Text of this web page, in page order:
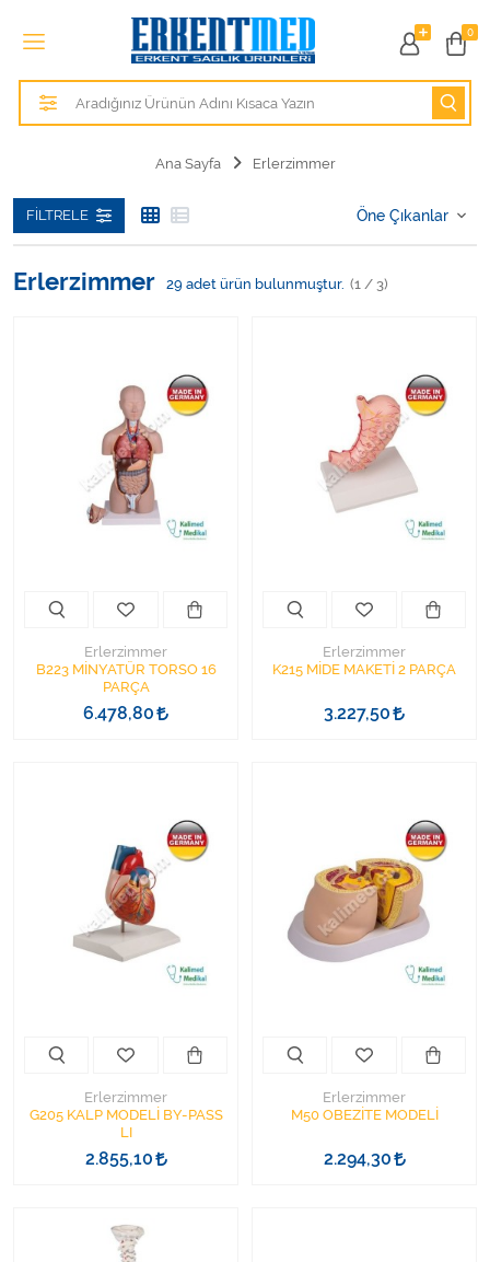
0
Tüm Kategoriler
Alezler
Hasta Bakım Ürünleri
Hastane Mobilyaları
Kişisel Bakım ve Sağlık
Kişisel Bakım ve Sağlık
Ortopedi Ürünleri
Ortopedi Ürünleri
Sarf Malzemeleri
Sarf Malzemeleri
Tıbbi Tekstil Ürünleri
Tüm Kategorileri Gör
Ana Sayfa Erlerzimmer
FILTRELE
Erlerzimmer 29 adet ürün bulunmuştur. (1 / 3)
Erlerzimmer
B223 MİNYATÜR TORSO 16
PARÇA
6.478,80
Erlerzimmer
K215 MİDE MAKETİ 2 PARÇA
3.227,50
Erlerzimmer
G205 KALP MODELİ BY-PASS
LI
2.855,10
Erlerzimmer
M50 OBEZİTE MODELİ
2.294,30